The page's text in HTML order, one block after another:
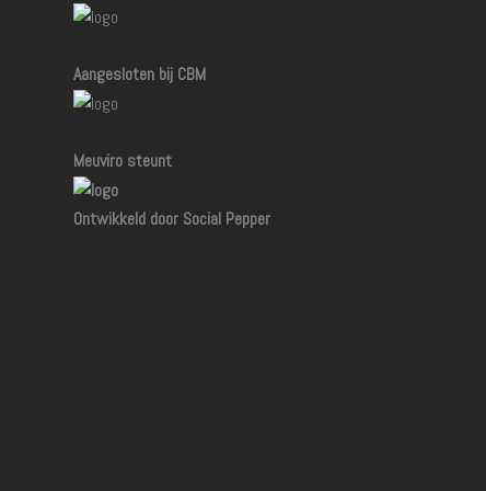
Aangesloten bij CBM
Meuviro steunt
Ontwikkeld door Social Pepper